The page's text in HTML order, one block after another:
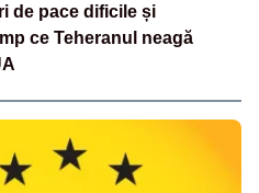
de pace dificile și
ce Teheranul neagă